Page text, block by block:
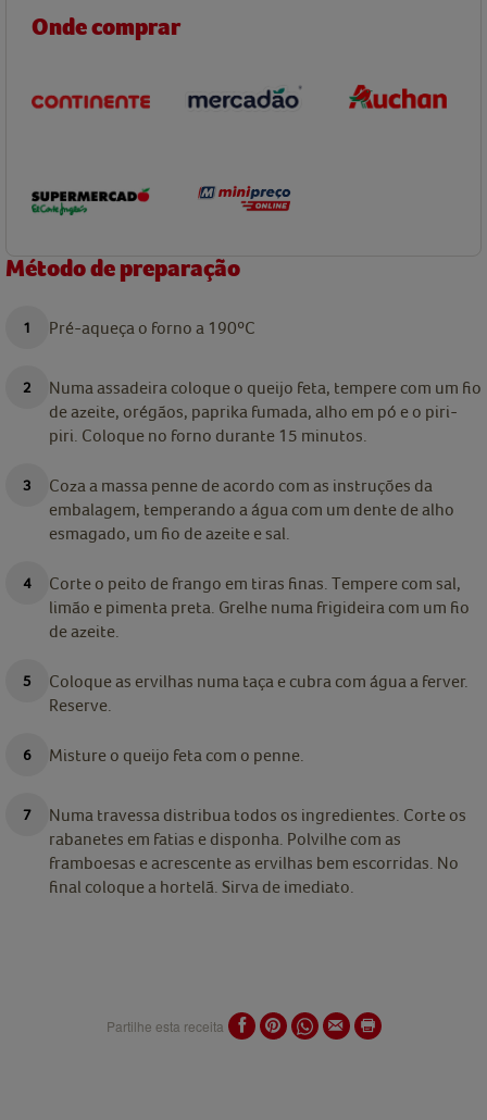
Onde comprar
Método de preparação
Pré-aqueça o forno a 190ºC
Numa assadeira coloque o queijo feta, tempere com um fio
de azeite, orégãos, paprika fumada, alho em pó e o piri-
piri. Coloque no forno durante 15 minutos.
Coza a massa penne de acordo com as instruções da
embalagem, temperando a água com um dente de alho
esmagado, um fio de azeite e sal.
Corte o peito de frango em tiras finas. Tempere com sal,
limão e pimenta preta. Grelhe numa frigideira com um fio
de azeite.
Coloque as ervilhas numa taça e cubra com água a ferver.
Reserve.
Misture o queijo feta com o penne.
Numa travessa distribua todos os ingredientes. Corte os
rabanetes em fatias e disponha. Polvilhe com as
framboesas e acrescente as ervilhas bem escorridas. No
final coloque a hortelã. Sirva de imediato.
Partilhe esta receita